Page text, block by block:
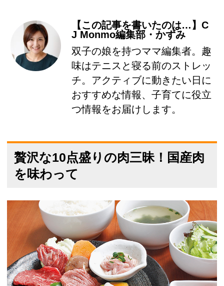
【この記事を書いたのは…】C
J Monmo編集部・かずみ
双子の娘を持つママ編集者。趣
味はテニスと寝る前のストレッ
チ。アクティブに動きたい日に
おすすめな情報、子育てに役立
つ情報をお届けします。
贅沢な10点盛りの肉三昧！国産肉
を味わって